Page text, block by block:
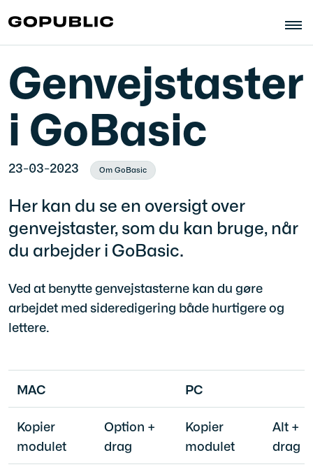
Genvejstaster
i GoBasic
23-03-2023 Om GoBasic
Her kan du se en oversigt over
genvejstaster, som du kan bruge, når
du arbejder i GoBasic.
Ved at benytte genvejstasterne kan du gøre
arbejdet med sideredigering både hurtigere og
lettere.
MAC PC
Kopier
modulet
Option +
drag
Kopier
modulet
Alt +
drag